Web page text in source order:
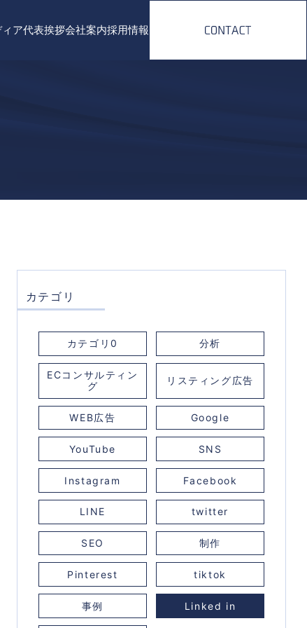
ア代表挨拶会社案内採用情報
カテゴリ
カテゴリ0 分析
ECコンサルティン
グ
リスティング広告
WEB広告 Google
YouTube SNS
Instagram Facebook
LINE twitter
SEO 制作
Pinterest tiktok
事例 Linked in